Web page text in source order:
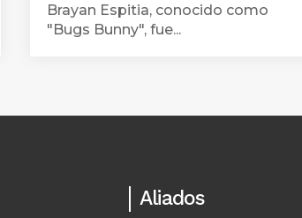
Brayan Espitia, conocido como
"Bugs Bunny", fue...
Aliados